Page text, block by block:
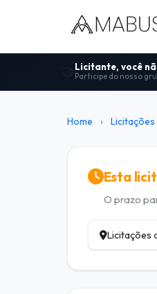
Licitante, você
Participe do nosso
Home › Licitações
Esta
O prazo
Licitações